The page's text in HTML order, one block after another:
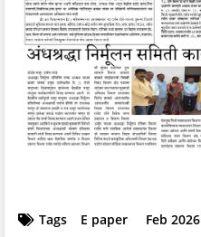
Tags E paper Feb 2026